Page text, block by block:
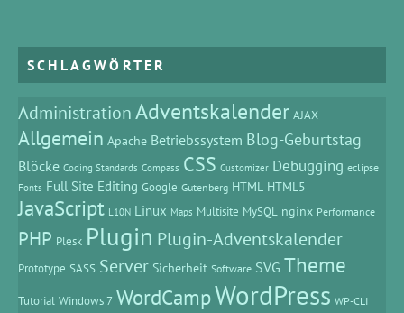
SCHLAGWÖRTER
AdministrationAdventskalender AJAX
Allgemein Apache Betriebssystem Blog-Geburtstag
Blöcke Coding Standards Compass CSS Customizer Debugging eclipse
Fonts Full Site Editing Google Gutenberg HTML HTML5
JavaScript L10N Linux Maps Multisite MySQL nginx Performance
PHP Plesk Plugin Plugin-Adventskalender
Prototype SASS Server Sicherheit Software SVG Theme
Tutorial Windows 7 WordCampWordPress WP-CLI